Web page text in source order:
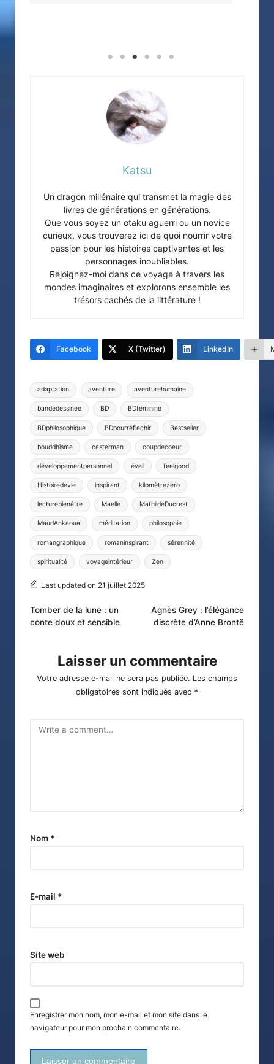
Katsu
Un dragon millénaire qui transmet la magie des
livres de générations en générations.
Que vous soyez un otaku aguerri ou un novice
curieux, vous trouverez ici de quoi nourrir votre
passion pour les histoires captivantes et les
personnages inoubliables.
Rejoignez-moi dans ce voyage à travers les
mondes imaginaires et explorons ensemble les
trésors cachés de la littérature !
Facebook X (Twitter) LinkedIn
Tags:
adaptation aventure aventurehumaine
bandedessinée BD BDféminine
BDphilosophique BDpourréflechir Bestseller
bouddhisme casterman coupdecoeur
développementpersonnel éveil feelgood
Histoiredevie inspirant kilomètrezéro
lecturebienêtre Maelle MathildeDucrest
MaudAnkaoua méditation philosophie
romangraphique romaninspirant sérennité
spiritualité voyageintérieur Zen
Last updated on 21 juillet 2025
Post
Tomber de la lune : un
conte doux et sensible
Agnès Grey : l’élégance
discrète d’Anne Brontë
Laisser un commentaire
Votre adresse e-mail ne sera pas publiée. Les champs
obligatoires sont indiqués avec *
Nom *
E-mail *
Site web
Enregistrer mon nom, mon e-mail et mon site dans le
navigateur pour mon prochain commentaire.